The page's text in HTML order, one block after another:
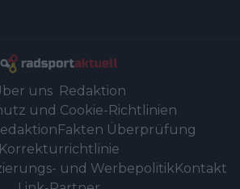
uns Redaktion
und Cookie-Richtlinien
Fakten Überprüfung
Korrekturrichtlinie
und WerbepolitikKontakt